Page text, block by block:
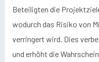
Beteiligten die
wodurch das Risiko von
verringert wird. Dies
und erhöht die